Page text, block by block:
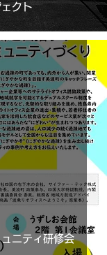
クト
ニティ研修会